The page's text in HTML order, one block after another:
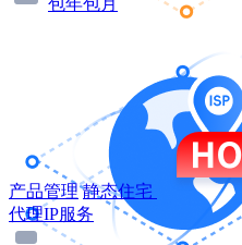
包年包月
产品管理 静态住宅
代理IP服务